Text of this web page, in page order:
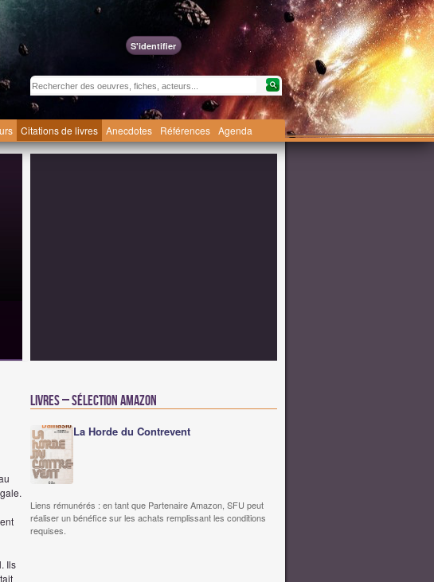
S'identifier
Citations de livres Anecdotes Références Agenda
Ils
Livres – Sélection Amazon
La Horde du Contrevent
Liens rémunérés : en tant que Partenaire Amazon, SFU peut
réaliser un bénéfice sur les achats remplissant les conditions
requises.